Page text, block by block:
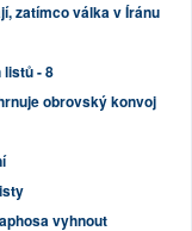
zatímco válka v Íránu
- 8
obrovský konvoj
vyhnout